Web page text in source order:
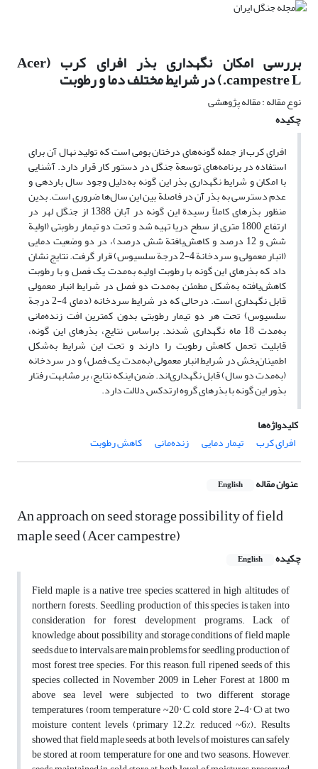
بررسی امکان نگهداری بذر افرای کرب (Acer
campestre L.) در شرایط مختلف دما و رطوبت
نوع مقاله : مقاله پژوهشی
چکیده
افرای کرب از جمله گونه‌های درختان بومی است که تولید نهال آن برای
استفاده در برنامه‌های توسعة جنگل در دستور کار قرار دارد. آشنایی
با امکان و شرایط نگهداری بذر این گونه به‌دلیل وجود سال باردهی و
عدم دسترسی به بذر آن در فاصلة بین این سال‌ها ضروری است. بدین
منظور بذرهای کاملاً رسیدة این گونه در آبان 1388 از جنگل لهر در
ارتفاع 1800 متری از سطح دریا تهیه شد و تحت دو تیمار رطوبتی (اولیة
شش و 12 درصد و کاهش‌یافتة شش درصد)، در دو وضعیت دمایی
(انبار معمولی و سردخانة 4-2 درجة سلسیوس) قرار گرفت. نتایج نشان
داد که بذرهای این گونه با رطوبت اولیه به‌مدت یک فصل و با رطوبت
کاهش‌یافته به‌شکل مطمئن به‌مدت دو فصل در شرایط انبار معمولی
قابل نگهداری است. درحالی که در شرایط سردخانه (دمای 4-2 درجة
سلسیوس) تحت هر دو تیمار رطوبتی بدون کمترین افت زنده‌مانی
به‌مدت 18 ماه نگهداری شدند. براساس نتایج، بذرهای این گونه،
قابلیت تحمل کاهش رطوبت را دارند و تحت این شرایط به‌شکل
اطمینان‌بخش در شرایط انبار معمولی (به‌مدت یک فصل) و در سردخانه
(به‌مدت دو سال) قابل نگهداری‌اند. ضمن اینکه نتایج، بر مشابهت رفتار
بذور این گونه با بذرهای گروه ارتدکس دلالت دارد.
کلیدواژه‌ها
افرای کرب
تیمار دمایی زنده‌مانی کاهش رطوبت
عنوان مقاله English
An approach on seed storage possibility of field
maple seed (Acer campestre)
چکیده English
Field maple is a native tree species scattered in high altitudes of
northern forests. Seedling production of this species is taken into
consideration for forest development programs. Lack of
knowledge about possibility and storage conditions of field maple
seeds due to intervals are main problems for seedling production of
most forest tree species. For this reason, full ripened seeds of this
species collected in November 2009 in Leher Forest at 1800 m
above sea level were subjected to two different storage
temperatures (room temperature ~20° C, cold store 2-4° C) at two
moisture content levels (primary 12.2%, reduced ~6%). Results
showed that field maple seeds at both levels of moistures can safely
be stored at room temperature for one and two seasons. However,